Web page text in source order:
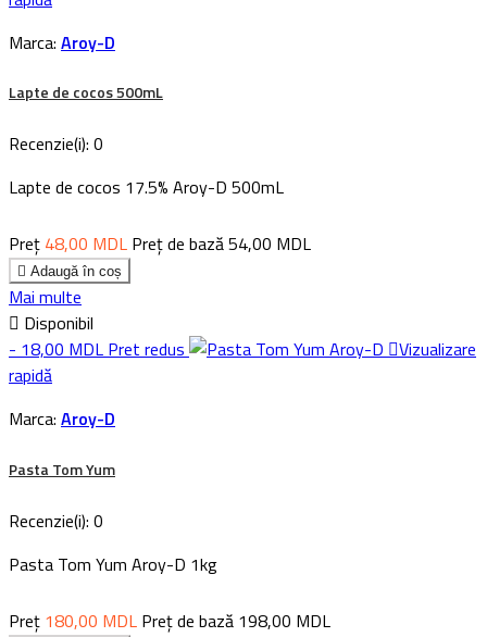
Marca: Aroy-D
Lapte de cocos 500mL
Recenzie(i): 0
Lapte de cocos 17.5% Aroy-D 500mL
Preț 48,00 MDL Preț de bază54,00 MDL
 Adaugă în coș
Mai multe
 Disponibil
- 18,00 MDL Pret redus Vizualizare
rapidă
Marca: Aroy-D
Pasta Tom Yum
Recenzie(i): 0
Pasta Tom Yum Aroy-D 1kg
Preț 180,00 MDL Preț de bază 198,00 MDL